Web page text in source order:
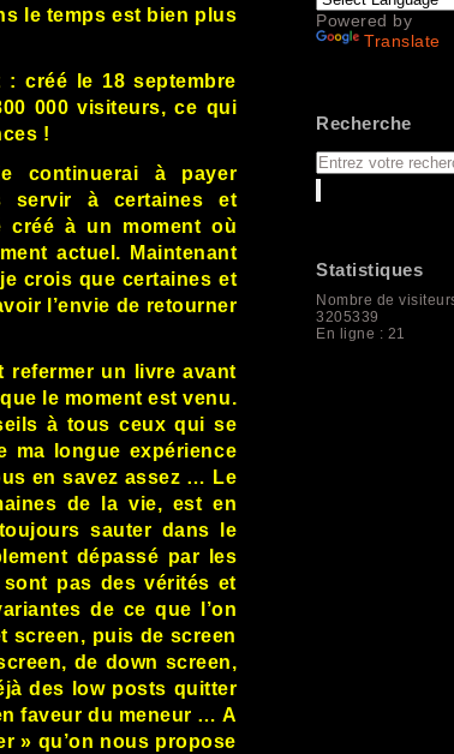
Powered by
Translate
Recherche
Statistiques
Nombre de
3205339
En ligne : 21
le temps est bien plus
créé le 18 septembre
000 visiteurs, ce qui
!
continuerai à payer
servir à certaines et
créé à un moment où
actuel. Maintenant
crois que certaines et
l’envie de retourner
refermer un livre avant
le moment est venu.
à tous ceux qui se
ma longue expérience
en savez assez … Le
de la vie, est en
sauter dans le
dépassé par les
pas des vérités et
de ce que l’on
screen, puis de screen
de down screen,
des low posts quitter
faveur du meneur … A
» qu’on nous propose